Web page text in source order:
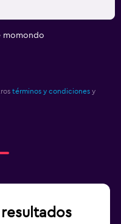
momondo
términos y condiciones y